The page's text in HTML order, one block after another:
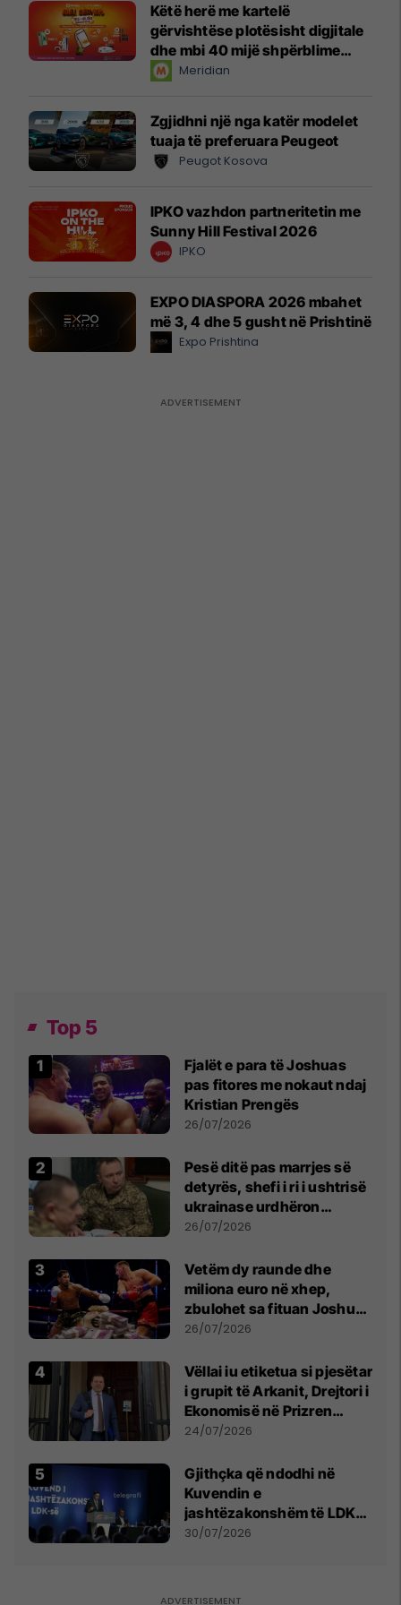
Këtë herë me kartelë
gërvishtëse plotësisht digjitale
dhe mbi 40 mijë shpërblime
instant!Meridian
Zgjidhni një nga katër modelet
tuaja të preferuara Peugeot
Peugot Kosova
IPKO vazhdon partneritetin me
Sunny Hill Festival 2026
IPKO
EXPO DIASPORA 2026 mbahet
më 3, 4 dhe 5 gusht në Prishtinë
Expo Prishtina
Top 5
Fjalët e para të Joshuas
pas fitores me nokaut ndaj
Kristian Prengës
26/07/2026
Pesë ditë pas marrjes së
detyrës, shefi i ri i ushtrisë
ukrainase urdhëron
kontroll të madh
26/07/2026
Vetëm dy raunde dhe
miliona euro në xhep,
zbulohet sa fituan Joshua
e Prenga
26/07/2026
Vëllai iu etiketua si pjesëtar
i grupit të Arkanit, Drejtori i
Ekonomisë në Prizren
mohon pretendimet
24/07/2026
Gjithçka që ndodhi në
Kuvendin e
jashtëzakonshëm të LDK-
së
30/07/2026